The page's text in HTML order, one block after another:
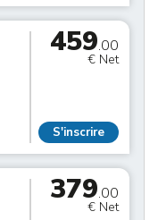
459.00
€ Net
S'inscrire
379.00
€ Net